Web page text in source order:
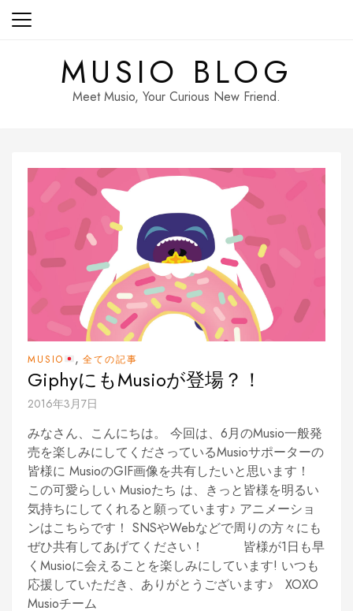
Skip
MUSIO BLOG
Meet Musio, Your Curious New Friend.
MUSIO , 全ての記事
GiphyにもMusioが登場？！
2016年3月7日
みなさん、こんにちは。 今回は、6月のMusio一般発
売を楽しみにしてくださっているMusioサポーターの
皆様に MusioのGIF画像を共有したいと思います！
この可愛らしい Musioたち は、きっと皆様を明るい
気持ちにしてくれると願っています♪ アニメーショ
ンはこちらです！ SNSやWebなどで周りの方々にも
ぜひ共有してあげてください！ 皆様が1日も早
くMusioに会えることを楽しみにしています! いつも
応援していただき、ありがとうございます♪ XOXO
Musioチーム